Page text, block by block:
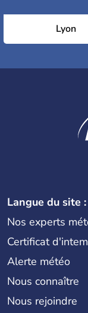
Lyon
Langue du site :
Nos experts
Certificat
Alerte météo
Nous connaître
Nous rejoindre